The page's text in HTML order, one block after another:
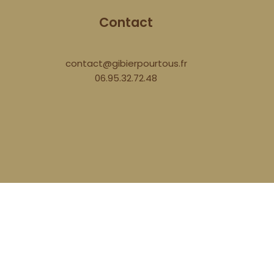
Contact
contact@gibierpourtous.fr
06.95.32.72.48